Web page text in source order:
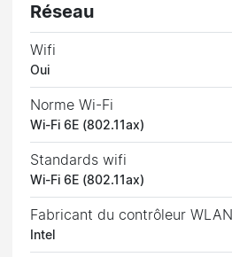
Réseau
Wifi
Oui
Norme Wi-Fi
Wi-Fi 6E (802.11ax)
Standards wifi
Wi-Fi 6E (802.11ax)
Fabricant du contrôleur WLAN
Intel